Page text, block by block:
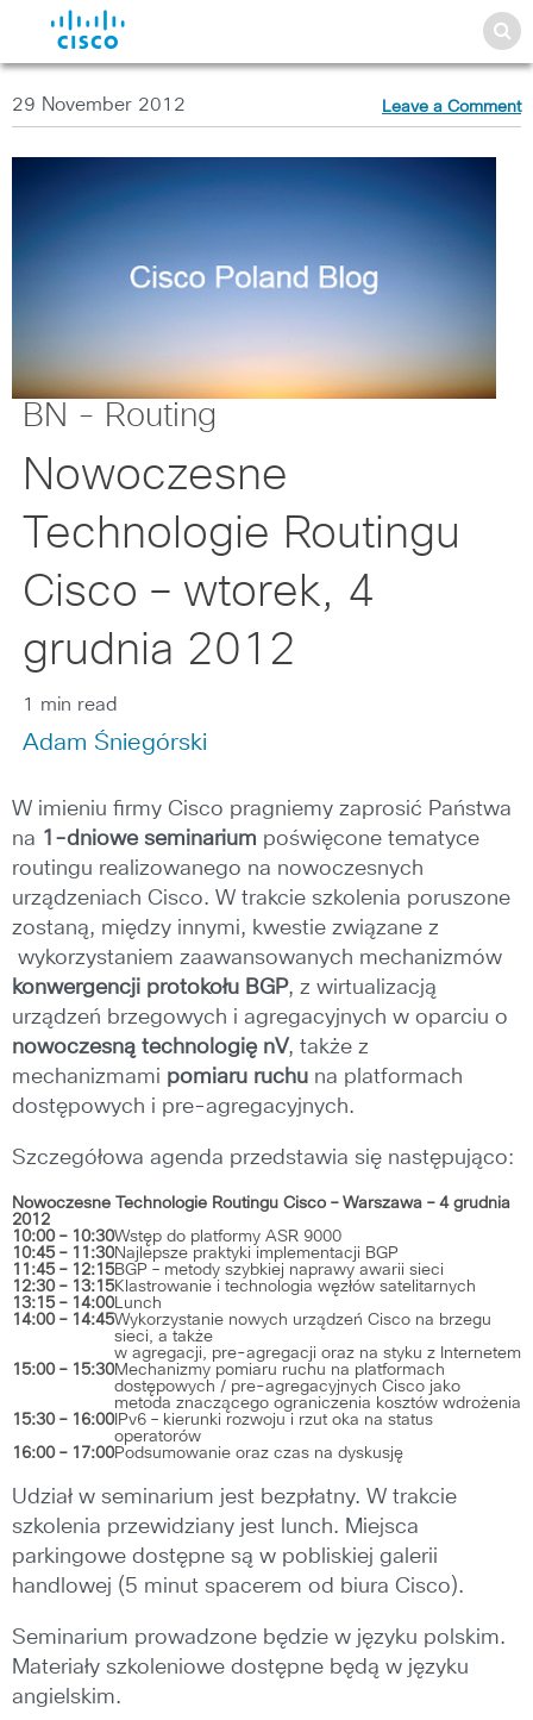
29 November 2012 Leave a Comment
BN - Routing
Nowoczesne
Technologie Routingu
Cisco – wtorek, 4
grudnia 2012
1 min read
Adam Śniegórski
W imieniu firmy Cisco pragniemy zaprosić Państwa
na 1-dniowe seminarium poświęcone tematyce
routingu realizowanego na nowoczesnych
urządzeniach Cisco. W trakcie szkolenia poruszone
zostaną, między innymi, kwestie związane z
wykorzystaniem zaawansowanych mechanizmów
konwergencji protokołu BGP, z wirtualizacją
urządzeń brzegowych i agregacyjnych w oparciu o
nowoczesną technologię nV, także z
mechanizmami pomiaru ruchu na platformach
dostępowych i pre-agregacyjnych.
Szczegółowa agenda przedstawia się następująco:
Nowoczesne Technologie Routingu Cisco – Warszawa – 4 grudnia
2012
10:00 – 10:30Wstęp do platformy ASR 9000
10:45 – 11:30Najlepsze praktyki implementacji BGP
11:45 – 12:15BGP – metody szybkiej naprawy awarii sieci
12:30 – 13:15Klastrowanie i technologia węzłów satelitarnych
13:15 – 14:00Lunch
14:00 – 14:45Wykorzystanie nowych urządzeń Cisco na brzegu
sieci, a także
w agregacji, pre-agregacji oraz na styku z Internetem
15:00 – 15:30Mechanizmy pomiaru ruchu na platformach
dostępowych / pre-agregacyjnych Cisco jako
metoda znaczącego ograniczenia kosztów wdrożenia
15:30 – 16:00IPv6 – kierunki rozwoju i rzut oka na status
operatorów
16:00 – 17:00Podsumowanie oraz czas na dyskusję
Udział w seminarium jest bezpłatny. W trakcie
szkolenia przewidziany jest lunch. Miejsca
parkingowe dostępne są w pobliskiej galerii
handlowej (5 minut spacerem od biura Cisco).
Seminarium prowadzone będzie w języku polskim.
Materiały szkoleniowe dostępne będą w języku
angielskim.